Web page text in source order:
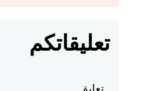
تعليقاتكم
تعليق